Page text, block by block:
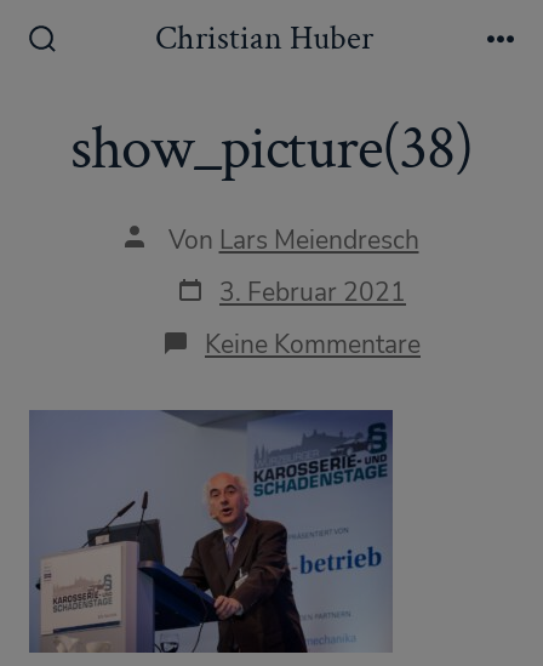
Inhalt
Christian Huber
show_picture(38)
Autor
Beitrags
Von Lars Meiendresch
Datum
des
Beitrags
3. Februar 2021
Keine Kommentare